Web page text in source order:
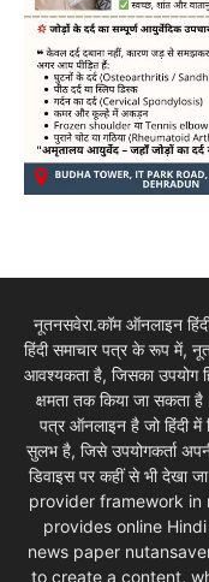
नूतनसवेरा.कॉम ऑनलाइन
हिंदी समाचार पत्र के रूप में,
आवश्यकता है, जिसका उपयोग
क्षमता तक किया जा सकता
पत्र ऑनलाइन है जो हिंदी में
सुलभ है, जिसे उपयोगकर्ता
डिवाइस पर कहीं से भी
provider framework in
provides online
news paper
to create a content,